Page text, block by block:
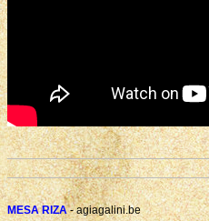
MESA RIZA- agiagalini.be